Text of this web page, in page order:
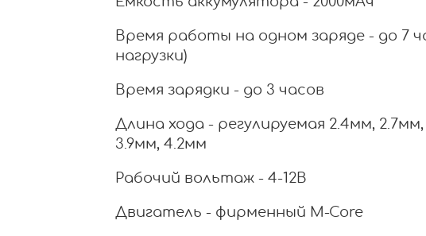
Время работы на одном заряде - до 7
нагрузки)
Время зарядки - до 3 часов
Длина хода - регулируемая 2.4мм,
3.9мм, 4.2мм
Рабочий вольтаж - 4-12В
Двигатель - фирменный M-Core